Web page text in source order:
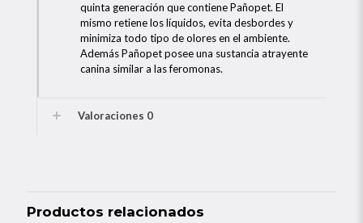
quinta generación que contiene Pañopet. El
mismo retiene los líquidos, evita desbordes y
minimiza todo tipo de olores en el ambiente.
Además Pañopet posee una sustancia atrayente
canina similar a las feromonas.
Valoraciones 0
Productos relacionados